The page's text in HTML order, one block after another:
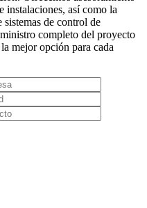
instalaciones, así como la
sistemas de control de
completo del proyecto
mejor opción para cada